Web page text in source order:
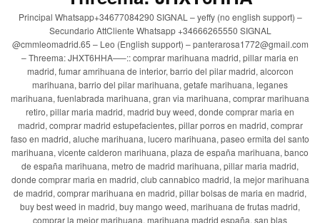
Principal Whatsapp+34677084290 SIGNAL – yeffy (no english support) –
Secundario AttCliente Whatsapp +34666265550 SIGNAL
@cmmleomadrid.65 – Leo (English support) – panterarosa1772@gmail.com
– Threema: JHXT6HHA—–:: comprar marihuana madrid, pillar maria en
madrid, fumar amrihuana de interior, barrio del pilar madrid, alcorcon
marihuana, barrio del pilar marihuana, getafe marihuana, leganes
marihuana, fuenlabrada marihuana, gran via marihuana, comprar marihuana
retiro, pillar maria madrid, madrid buy weed, donde comprar maria en
madrid, comprar madrid estupefacientes, pillar porros en madrid, comprar
faso en madrid, aluche marihuana, lucero marihuana, paseo ermita del santo
marihuana, vicente calderon marihuana, plaza de españa marihuana, banco
de españa marihuana, metro de madrid marihuana, pillar maria madrid,
donde comprar maria en madrid, club cannabico madrid, la mejor marihuana
de madrid, comprar marihuana en madrid, pillar bolsas de maria en madrid,
buy best weed in madrid, buy mango weed, marihuana de frutas madrid,
comprar la mejor marihuana, marihuana madrid españa, san blas